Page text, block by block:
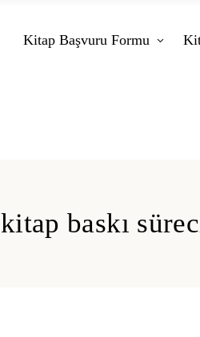
Kitap Başvuru Formu
kitap baskı